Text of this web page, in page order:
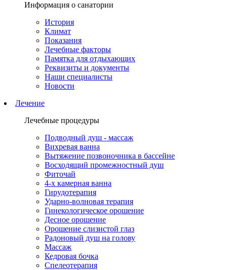
Информация о санатории
История
Климат
Показания
Лечебные факторы
Памятка для отдыхающих
Реквизиты и документы
Наши специалисты
Новости
Лечение
Лечебные процедуры
Подводный душ - массаж
Вихревая ванна
Вытяжение позвоночника в бассейне
Восходящий промежностный душ
Фиточай
4-х камерная ванна
Гирудотерапия
Ударно-волновая терапия
Гинекологическое орошение
Десное орошение
Орошение слизистой глаз
Радоновый душ на голову
Массаж
Кедровая бочка
Спелеотерапия